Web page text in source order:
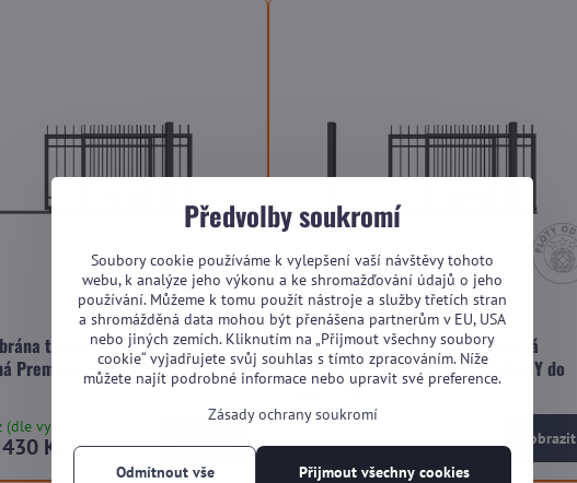
teleskopická vedená
Premium SP03 SINGLE do výšky
(dle vytížení výroby)
Kč
Kovová brána teleskopická vedená
dvoudílná Premium SP03 HARMONY do
výšky 1,5m
Na dotaz (dle vytížení výroby)
od 68 540 Kč Zobrazit
Předvolby soukromí
Soubory cookie používáme k vylepšení vaší návštěvy tohoto
webu, k analýze jeho výkonu a ke shromažďování údajů o jeho
používání. Můžeme k tomu použít nástroje a služby třetích stran
a shromážděná data mohou být přenášena partnerům v EU, USA
nebo jiných zemích. Kliknutím na „Přijmout všechny soubory
cookie“ vyjadřujete svůj souhlas s tímto zpracováním. Níže
můžete najít podrobné informace nebo upravit své preference.
Zásady ochrany soukromí
Přijmout všechny cookies
Odmítnout vše